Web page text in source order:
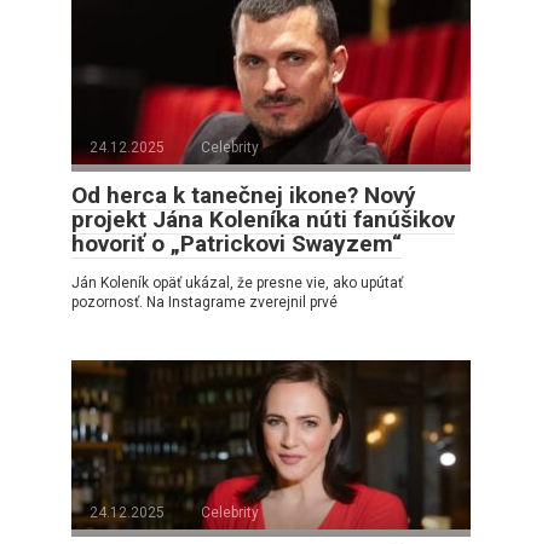
24.12.2025 Celebrity
Od herca k tanečnej ikone? Nový
projekt Jána Koleníka núti fanúšikov
hovoriť o „Patrickovi Swayzem“
Ján Koleník opäť ukázal, že presne vie, ako upútať
pozornosť. Na Instagrame zverejnil prvé
24.12.2025 Celebrity